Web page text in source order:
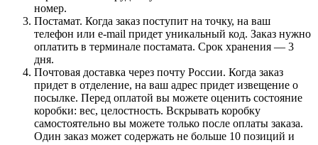
номер.
Постамат. Когда заказ поступит на точку, на ваш
телефон или e-mail придет уникальный код. Заказ нужно
оплатить в терминале постамата. Срок хранения — 3
дня.
Почтовая доставка через почту России. Когда заказ
придет в отделение, на ваш адрес придет извещение о
посылке. Перед оплатой вы можете оценить состояние
коробки: вес, целостность. Вскрывать коробку
самостоятельно вы можете только после оплаты заказа.
Один заказ может содержать не больше 10 позиций и